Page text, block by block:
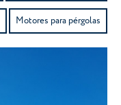
Motores para pérgolas